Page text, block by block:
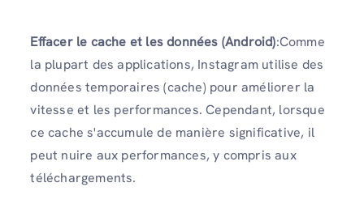
Effacer le cache et les données (Android):Comme
la plupart des applications, Instagram utilise des
données temporaires (cache) pour améliorer la
vitesse et les performances. Cependant, lorsque
ce cache s'accumule de manière significative, il
peut nuire aux performances, y compris aux
téléchargements.